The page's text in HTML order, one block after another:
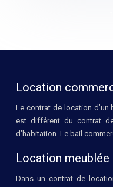
Location
Le contrat de location d’un
est différent du contrat
d’habitation. Le bail
Location meublée
Dans un contrat de